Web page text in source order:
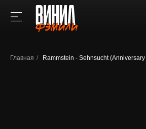
Главная / Rammstein - Sehnsucht